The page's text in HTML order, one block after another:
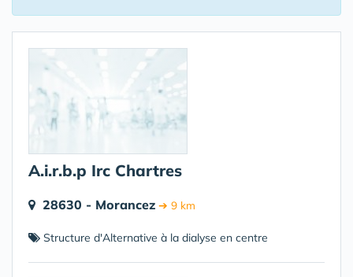
A.i.r.b.p Irc Chartres
28630 - Morancez ➔ 9 km
Structure d'Alternative à la dialyse en centre